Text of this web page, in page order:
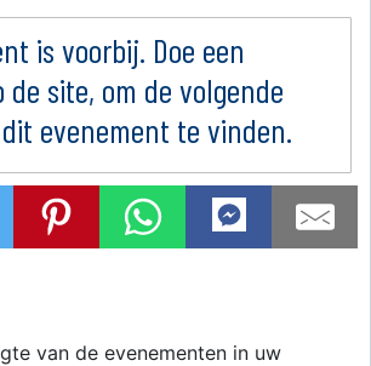
is voorbij. Doe een
de site, om de volgende
evenement te vinden.
van de evenementen in uw